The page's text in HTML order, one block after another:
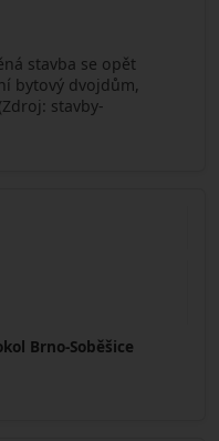
stavba se opět
bytový dvojdům,
stavby-
Brno-Soběšice